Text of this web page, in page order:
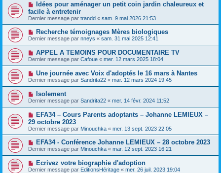
Idées pour aménager un petit coin jardin chaleureux et
facile à entretenir
Dernier message par trandd « sam. 9 mai 2026 21:53
Recherche témoignages Mères biologiques
Dernier message par nneys « sam. 31 mai 2025 12:41
APPEL A TEMOINS POUR DOCUMENTAIRE TV
Dernier message par Cafoue « mer. 12 mars 2025 18:04
Une journée avec Voix d'adoptés le 16 mars à Nantes
Dernier message par Sandrita22 « mar. 12 mars 2024 19:45
Isolement
Dernier message par Sandrita22 « mer. 14 févr. 2024 11:52
EFA34 – Cours Parents adoptants – Johanne LEMIEUX –
29 octobre 2023
Dernier message par Minouchka « mer. 13 sept. 2023 22:05
EFA34 - Conférence Johanne LEMIEUX – 28 octobre 2023
Dernier message par Minouchka « mar. 12 sept. 2023 16:21
Ecrivez votre biographie d'adoption
Dernier message par EditionsHéritage « mer. 26 juil. 2023 19:04